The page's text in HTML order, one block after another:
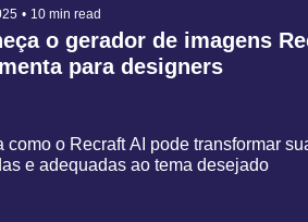
• 10 min read
o gerador de imagens
para designers
como o Recraft AI pode transformar
e adequadas ao tema desejado